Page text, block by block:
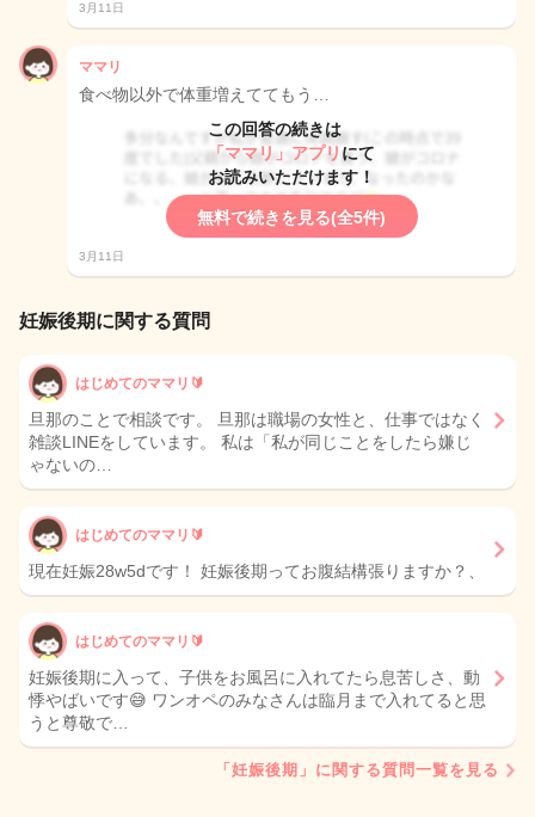
3月11日
ママリ
食べ物以外で体重増えててもう…
この回答の続きは
「ママリ」アプリ にて
お読みいただけます！
無料で続きを見る(全5件)
3月11日
妊娠後期に関する質問
はじめてのママリ🔰
旦那のことで相談です。 旦那は職場の女性と、仕事ではなく
雑談LINEをしています。 私は「私が同じことをしたら嫌じ
ゃないの…
はじめてのママリ🔰
現在妊娠28w5dです！ 妊娠後期ってお腹結構張りますか？、
はじめてのママリ🔰
妊娠後期に入って、子供をお風呂に入れてたら息苦しさ、動
悸やばいです😅 ワンオペのみなさんは臨月まで入れてると思
うと尊敬で…
「妊娠後期」に関する質問一覧を見る